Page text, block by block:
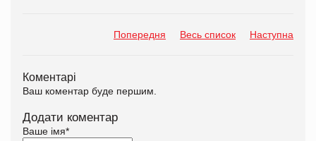
Попередня Весь список Наступна
Коментарі
Ваш коментар буде першим.
Додати коментар
Ваше імя*